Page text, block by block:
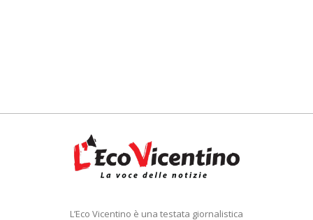
L’Eco Vicentino è una testata giornalistica